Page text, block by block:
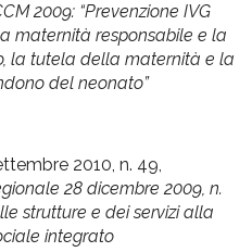
2009: “Prevenzione IVG
maternità responsabile e la
la tutela della maternità e la
del neonato”
2010, n. 49,
28 dicembre 2009, n.
strutture e dei servizi alla
integrato